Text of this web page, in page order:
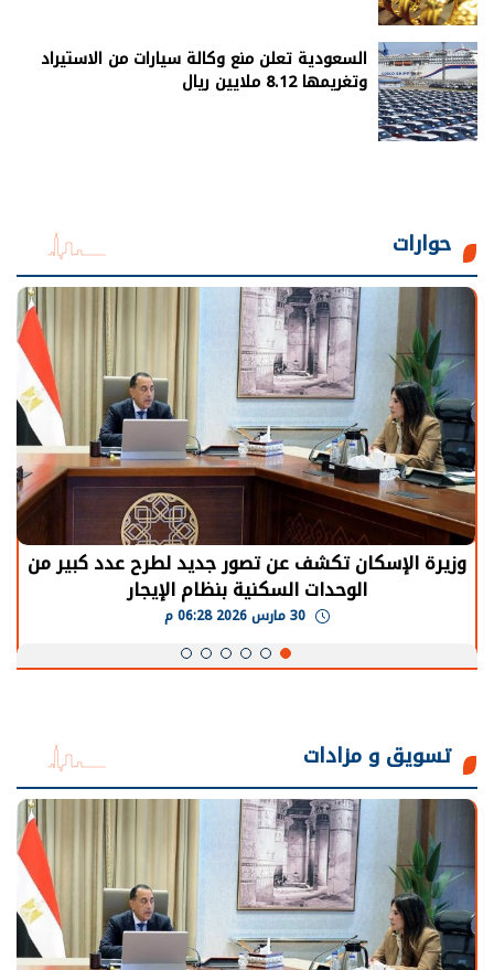
السعودية تعلن منع وكالة سيارات من الاستيراد
وتغريمها 8.12 ملايين ريال
حوارات
وزيرة الإسكان تكشف عن تصور جديد لطرح عدد كبير من
الوحدات السكنية بنظام الإيجار
تسويق و مزادات